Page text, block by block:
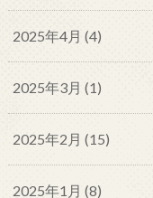
2025年4月 (4)
2025年3月 (1)
2025年2月 (15)
2025年1月 (8)